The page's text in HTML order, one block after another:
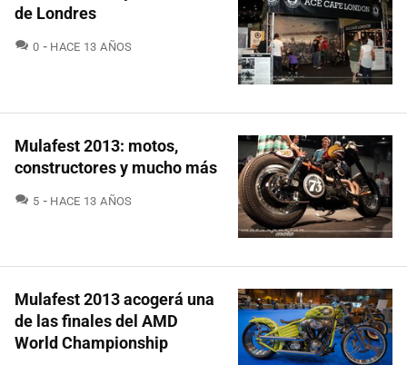
de Londres
0 COMENTARIOS
HACE 13 AÑOS
Mulafest 2013: motos,
constructores y mucho más
5 COMENTARIOS
HACE 13 AÑOS
Mulafest 2013 acogerá una
de las finales del AMD
World Championship